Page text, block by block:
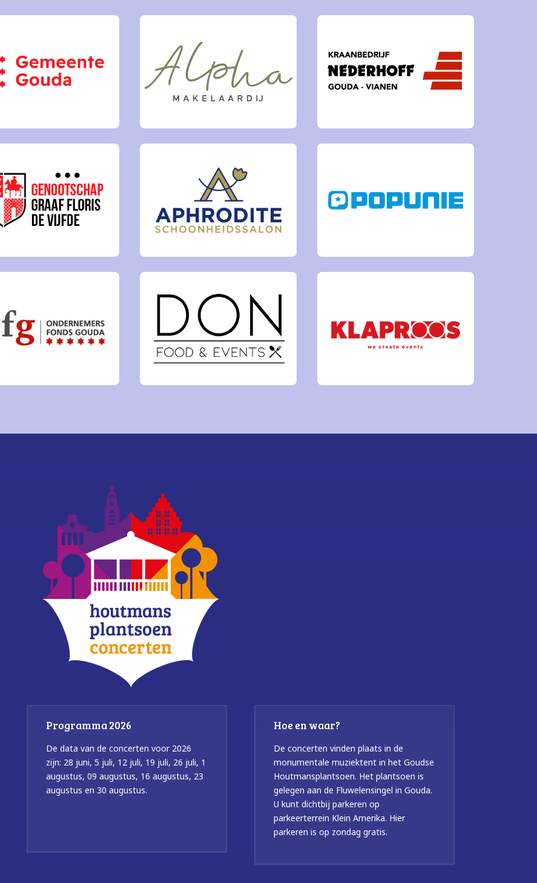
Programma 2026
De data van de concerten voor 2026
zijn: 28 juni, 5 juli, 12 juli, 19 juli, 26 juli, 1
augustus, 09 augustus, 16 augustus, 23
augustus en 30 augustus.
Hoe en waar?
De concerten vinden plaats in de
monumentale muziektent in het Goudse
Houtmansplantsoen. Het plantsoen is
gelegen aan de Fluwelensingel in Gouda.
U kunt dichtbij parkeren op
parkeerterrein Klein Amerika. Hier
parkeren is op zondag gratis.